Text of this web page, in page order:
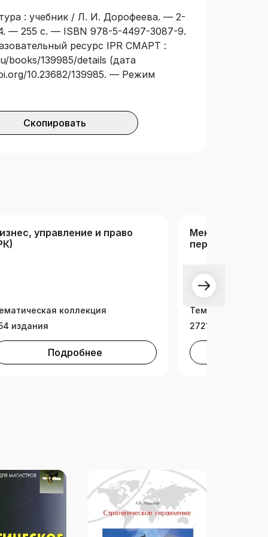
студентов, обучающихся по
подготовки высшего
изучающих дисциплину
: учебник / Л. И. Дорофеева. — 2-
— 255 с. — ISBN 978-5-4497-3087-9.
ресурс IPR СМАРТ :
books/139985/details (дата
10.23682/139985. — Режим
Скопировать
управление и право
коллекция
издания
Подробнее
Менеджмент.
персоналом
Тематическая
2721 издание